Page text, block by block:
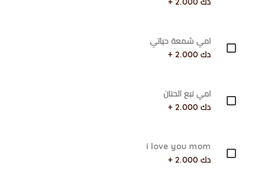
امي شمعة حياتي
دك 2.000 +
امي نبع الحنان
دك 2.000 +
i love you mom
دك 2.000 +